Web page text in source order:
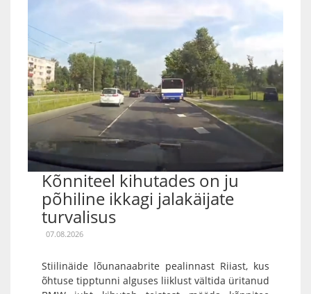
Kõnniteel kihutades on ju
põhiline ikkagi jalakäijate
turvalisus
07.08.2026
Stiilinäide lõunanaabrite pealinnast Riiast, kus
õhtuse tipptunni alguses liiklust vältida üritanud